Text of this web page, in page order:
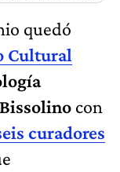
quedó
Cultural
con
curadores